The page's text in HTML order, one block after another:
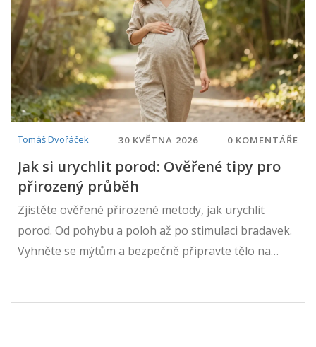
Tomáš Dvořáček 30 KVĚTNA 2026 0 KOMENTÁŘE
Jak si urychlit porod: Ověřené tipy pro
přirozený průběh
Zjistěte ověřené přirozené metody, jak urychlit
porod. Od pohybu a poloh až po stimulaci bradavek.
Vyhněte se mýtům a bezpečně připravte tělo na